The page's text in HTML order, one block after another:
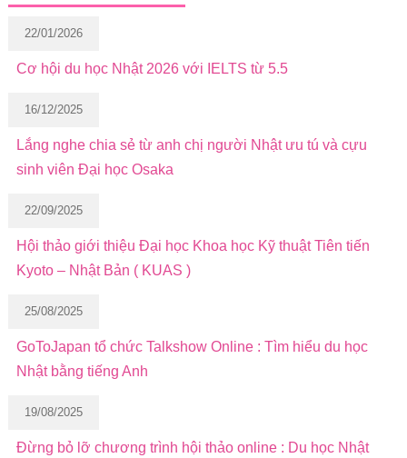
22/01/2026
Cơ hội du học Nhật 2026 với IELTS từ 5.5
16/12/2025
Lắng nghe chia sẻ từ anh chị người Nhật ưu tú và cựu
sinh viên Đại học Osaka
22/09/2025
Hội thảo giới thiệu Đại học Khoa học Kỹ thuật Tiên tiến
Kyoto – Nhật Bản ( KUAS )
25/08/2025
GoToJapan tổ chức Talkshow Online : Tìm hiểu du học
Nhật bằng tiếng Anh
19/08/2025
Đừng bỏ lỡ chương trình hội thảo online : Du học Nhật